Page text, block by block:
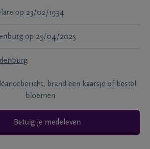
op 23/02/1934
op 25/04/2025
brand een kaarsje of bestel
bloemen
Betuig je medeleven